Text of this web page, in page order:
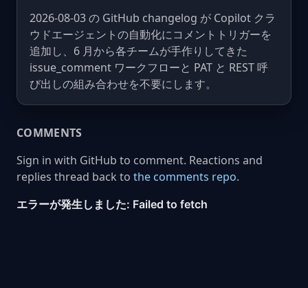
2026-08-03 の GitHub changelog が Copilot クラ
ウドエージェントの自動化にコメントトリガーを
追加し、6 月から各チームが手作りしてきた
issue_comment ワークフローと PAT と REST 呼
び出しの組み合わせを不要にします。
COMMENTS
Sign in with GitHub to comment. Reactions and
replies thread back to the comments repo.